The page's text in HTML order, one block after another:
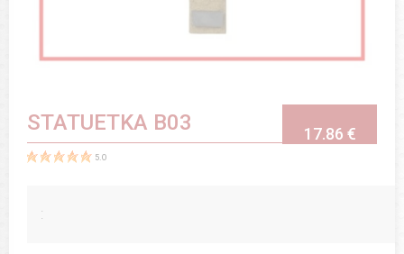
STATUETKA B03 17.86 €
5.0
: